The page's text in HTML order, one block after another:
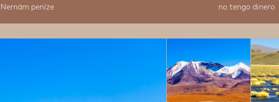
Nemám peníze
no tengo dinero